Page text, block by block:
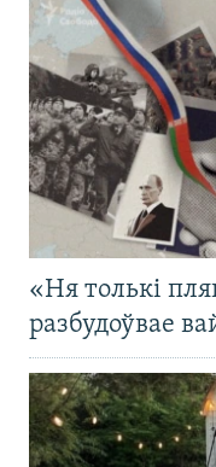
«Ня толькі
разбудоўвае